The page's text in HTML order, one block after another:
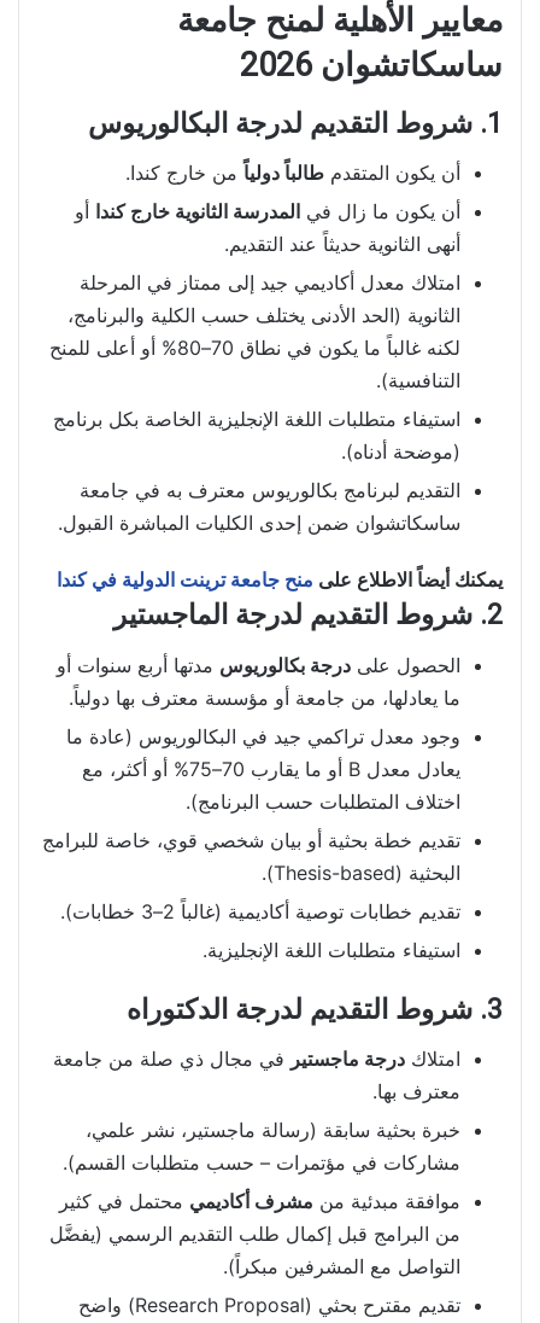
معايير الأهلية لمنح جامعة
ساسكاتشوان 2026
1. شروط التقديم لدرجة البكالوريوس
أن يكون المتقدم طالباً دولياً من خارج كندا.
أن يكون ما زال في المدرسة الثانوية خارج كندا أو
أنهى الثانوية حديثاً عند التقديم.
امتلاك معدل أكاديمي جيد إلى ممتاز في المرحلة
الثانوية (الحد الأدنى يختلف حسب الكلية والبرنامج،
لكنه غالباً ما يكون في نطاق 70–80% أو أعلى للمنح
التنافسية).
استيفاء متطلبات اللغة الإنجليزية الخاصة بكل برنامج
(موضحة أدناه).
التقديم لبرنامج بكالوريوس معترف به في جامعة
ساسكاتشوان ضمن إحدى الكليات المباشرة القبول.
يمكنك أيضاً الاطلاع على منح جامعة ترينت الدولية في كندا
2. شروط التقديم لدرجة الماجستير
الحصول على درجة بكالوريوس مدتها أربع سنوات أو
ما يعادلها، من جامعة أو مؤسسة معترف بها دولياً.
وجود معدل تراكمي جيد في البكالوريوس (عادة ما
يعادل معدل B أو ما يقارب 70–75% أو أكثر، مع
اختلاف المتطلبات حسب البرنامج).
تقديم خطة بحثية أو بيان شخصي قوي، خاصة للبرامج
البحثية (Thesis-based).
تقديم خطابات توصية أكاديمية (غالباً 2–3 خطابات).
استيفاء متطلبات اللغة الإنجليزية.
3. شروط التقديم لدرجة الدكتوراه
امتلاك درجة ماجستير في مجال ذي صلة من جامعة
معترف بها.
خبرة بحثية سابقة (رسالة ماجستير، نشر علمي،
مشاركات في مؤتمرات – حسب متطلبات القسم).
موافقة مبدئية من مشرف أكاديمي محتمل في كثير
من البرامج قبل إكمال طلب التقديم الرسمي (يفضَّل
التواصل مع المشرفين مبكراً).
تقديم مقترح بحثي (Research Proposal) واضح